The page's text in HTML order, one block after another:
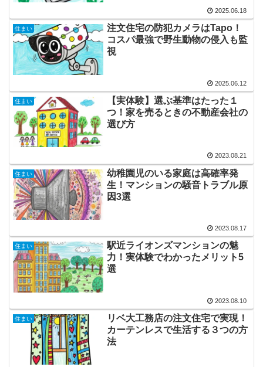
2025.06.18
住まい
注文住宅の防犯カメラはTapo！
コスパ最強で野生動物の侵入も監
視
2025.06.12
住まい
【実体験】選ぶ基準はたった１
つ！家を売るときの不動産会社の
選び方
2023.08.21
住まい
幼稚園児のいる家庭は高確率発
生！マンションの騒音トラブル原
因3選
2023.08.17
住まい
駅近ライオンズマンションの魅
力！実体験でわかったメリット5
選
2023.08.10
住まい
リベ大工務店の注文住宅で実現！
カーテンレスで生活する３つの方
法